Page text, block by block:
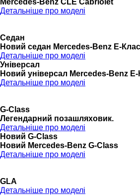
Mercedes-Benz CLE Cabriolet
Детальніше про моделі
Седан
Новий седан Mercedes-Benz Е-
Детальніше про моделі
Універсал
Новий універсал Mercedes-Benz
Детальніше про моделі
G-Class
Легендарний позашляховик.
Детальніше про моделі
Новий G-Class
Новий Mercedes-Benz G-Class
Детальніше про моделі
GLA
Детальніше про моделі